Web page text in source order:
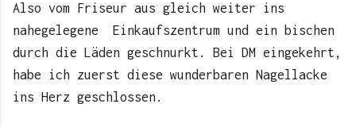
Also vom Friseur aus gleich weiter ins
nahegelegene Einkaufszentrum und ein bischen
durch die Läden geschnurkt. Bei DM eingekehrt,
habe ich zuerst diese wunderbaren Nagellacke
ins Herz geschlossen.